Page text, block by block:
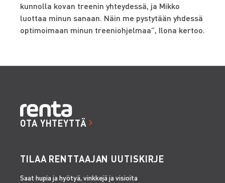
kunnolla kovan treenin yhteydessä, ja Mikko
luottaa minun sanaan. Näin me pystytään yhdessä
optimoimaan minun treeniohjelmaa”, Ilona kertoo.
OTA YHTEYTTÄ
TILAA RENTTAAJAN UUTISKIRJE
Saat hupia ja hyötyä, vinkkejä ja visioita